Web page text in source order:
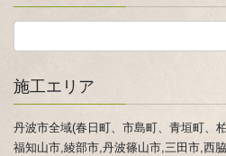
施工エリア
丹波市全域(春日町、市島町、青垣町、
福知山市,綾部市,丹波篠山市,三田市,西